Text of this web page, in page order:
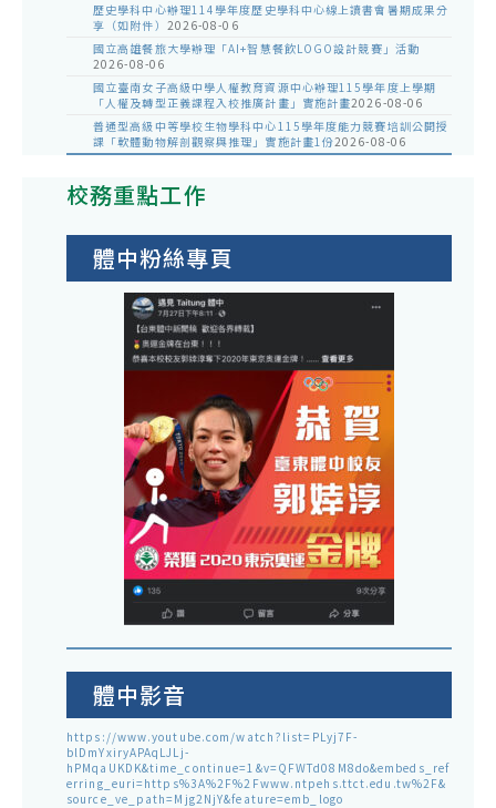
歷史學科中心辦理114學年度歷史學科中心線上讀書會暑期成果分
享（如附件） 2026-08-06
國立高雄餐旅大學辦理「AI+智慧餐飲LOGO設計競賽」活動
2026-08-06
國立臺南女子高級中學人權教育資源中心辦理115學年度上學期
「人權及轉型正義課程入校推廣計畫」實施計畫2026-08-06
普通型高級中等學校生物學科中心115學年度能力競賽培訓公開授
課「軟體動物解剖觀察與推理」實施計畫1份2026-08-06
校務重點工作
體中粉絲專頁
體中影音
https://www.youtube.com/watch?list=PLyj7F-
blDmYxiryAPAqLJLj-
hPMqaUKDK&time_continue=1&v=QFWTd08M8do&embeds_ref
erring_euri=https%3A%2F%2Fwww.ntpehs.ttct.edu.tw%2F&
source_ve_path=Mjg2NjY&feature=emb_logo